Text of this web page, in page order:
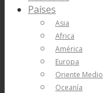
Países
Asia
Africa
América
Europa
Oriente Medio
Oceanía